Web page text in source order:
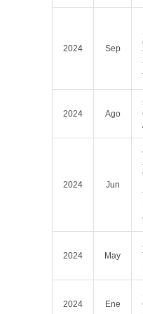
2024 Sep
2024 Ago
2024 Jun
2024 May
2024 Ene